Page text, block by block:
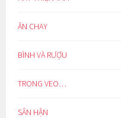
ĂN CHAY
BÌNH VÀ RƯỢU
TRONG VEO…
SÂN HẬN